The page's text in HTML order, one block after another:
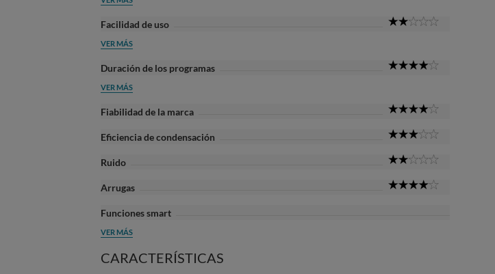
Facilidad de uso
VER MÁS
Duración de los programas
VER MÁS
Fiabilidad de la marca
Eficiencia de condensación
Ruido
Arrugas
Funciones smart
VER MÁS
CARACTERÍSTICAS